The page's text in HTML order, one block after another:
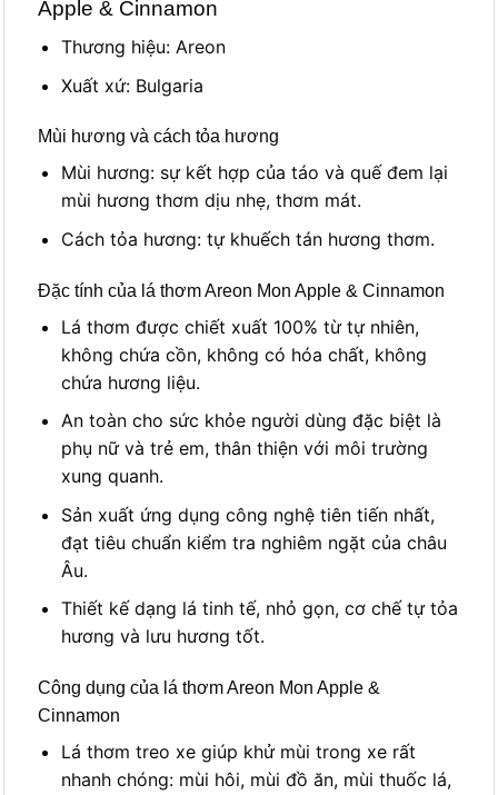
Apple & Cinnamon
Thương hiệu: Areon
Xuất xứ: Bulgaria
Mùi hương và cách tỏa hương
Mùi hương: sự kết hợp của táo và quế đem lại
mùi hương thơm dịu nhẹ, thơm mát.
Cách tỏa hương: tự khuếch tán hương thơm.
Đặc tính của lá thơm Areon Mon Apple & Cinnamon
Lá thơm được chiết xuất 100% từ tự nhiên,
không chứa cồn, không có hóa chất, không
chứa hương liệu.
An toàn cho sức khỏe người dùng đặc biệt là
phụ nữ và trẻ em, thân thiện với môi trường
xung quanh.
Sản xuất ứng dụng công nghệ tiên tiến nhất,
đạt tiêu chuẩn kiểm tra nghiêm ngặt của châu
Âu.
Thiết kế dạng lá tinh tế, nhỏ gọn, cơ chế tự tỏa
hương và lưu hương tốt.
Công dụng của lá thơm Areon Mon Apple &
Cinnamon
Lá thơm treo xe giúp khử mùi trong xe rất
nhanh chóng: mùi hôi, mùi đồ ăn, mùi thuốc lá,